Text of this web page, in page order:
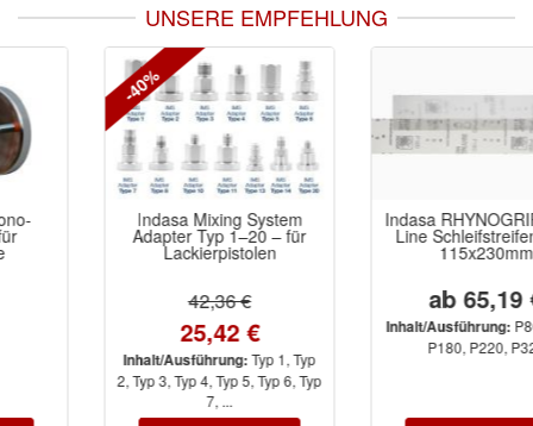
UNSERE EMPFEHLUNG
Indasa Mixing System
Adapter Typ 1–20 – für
Lackierpistolen
Inhalt/Ausführung:Typ 1, Typ
2, Typ 3, Typ 4, Typ 5, Typ 6, Typ
Indasa RHYNOGRIP Mesh
Line Schleifstreifen Netz
115x230mm
ab 65,19 €
Inhalt/Ausführung:P80, P120,
P180, P220, P320